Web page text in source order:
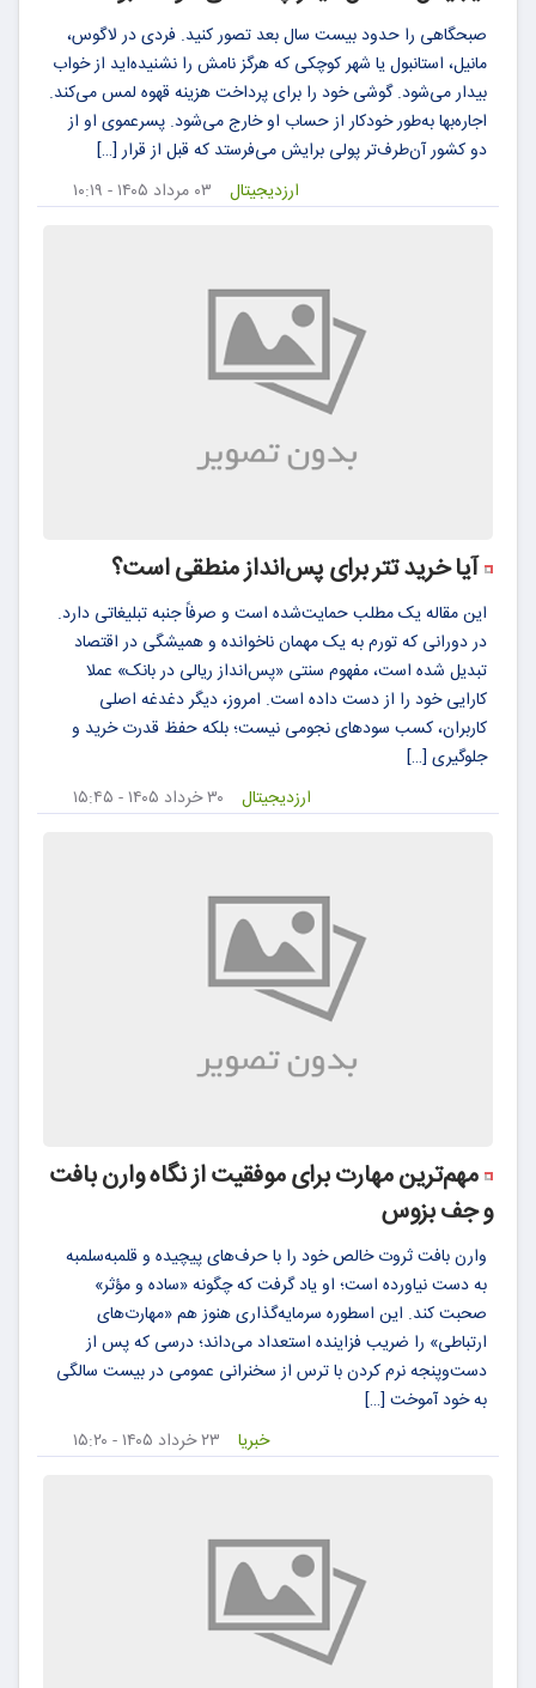
صبحگاهی را حدود بیست سال بعد تصور کنید. فردی در لاگوس،
مانیل، استانبول یا شهر کوچکی که هرگز نامش را نشنیده‌اید از خواب
بیدار می‌شود. گوشی خود را برای پرداخت هزینه قهوه لمس می‌کند.
اجاره‌بها به‌طور خودکار از حساب او خارج می‌شود. پسرعموی او از
دو کشور آن‌طرف‌تر پولی برایش می‌فرستد که قبل از قرار […]
۰۳ مرداد ۱۴۰۵ - ۱۰:۱۹
ارزدیجیتال
آیا خرید تتر برای پس‌انداز منطقی است؟
این مقاله یک مطلب حمایت‌شده است و صرفاً جنبه تبلیغاتی دارد.
در دورانی که تورم به یک مهمان ناخوانده و همیشگی در اقتصاد
تبدیل شده است، مفهوم سنتی «پس‌انداز ریالی در بانک» عملا
کارایی خود را از دست داده است. امروز، دیگر دغدغه اصلی
کاربران، کسب سودهای نجومی نیست؛ بلکه حفظ قدرت خرید و
جلوگیری […]
۳۰ خرداد ۱۴۰۵ - ۱۵:۴۵
ارزدیجیتال
مهم‌ترین مهارت برای موفقیت از نگاه وارن بافت
و جف بزوس
وارن بافت ثروت خالص خود را با حرف‌های پیچیده و قلمبه‌سلمبه
به دست نیاورده است؛ او یاد گرفت که چگونه «ساده و مؤثر»
صحبت کند. این اسطوره سرمایه‌گذاری هنوز هم «مهارت‌های
ارتباطی» را ضریب فزاینده استعداد می‌داند؛ درسی که پس از
دست‌وپنجه نرم کردن با ترس از سخنرانی عمومی در بیست سالگی
به خود آموخت […]
۲۳ خرداد ۱۴۰۵ - ۱۵:۲۰
خبریا